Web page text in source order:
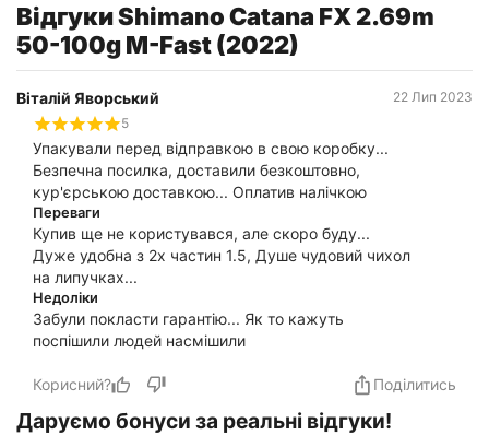
Відгуки Shimano Catana FX 2.69m
50-100g M-Fast (2022)
Віталій Яворський
22 Лип 2023
5
Упакували перед відправкою в свою коробку...
Безпечна посилка, доставили безкоштовно,
кур'єрською доставкою... Оплатив налічкою
Переваги
Купив ще не користувався, але скоро буду...
Дуже удобна з 2х частин 1.5, Душе чудовий чихол
на липучках...
Недоліки
Забули покласти гарантію... Як то кажуть
поспішили людей насмішили
Корисний? Поділитись
Даруємо бонуси за реальні відгуки!